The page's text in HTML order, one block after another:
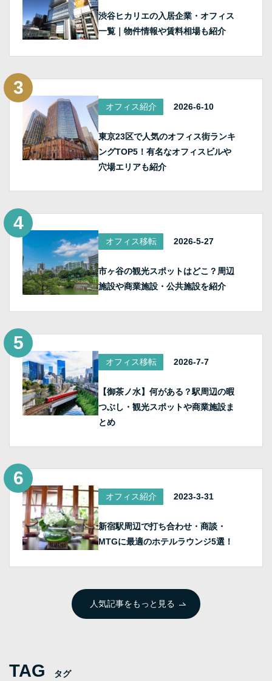
渋谷ヒカリエの入居企業・オフィス
一覧｜物件情報や賃料相場も紹介
オフィス紹介 2026-6-10
東京23区で人気のオフィス街ランキ
ングTOP5！有名なオフィスビルや
穴場エリアも紹介
オフィス移転 2026-5-27
市ヶ谷の観光スポットはどこ？周辺
施設や商業施設・公共施設を紹介
オフィス移転 2026-7-7
【御茶ノ水】何がある？駅周辺の暇
つぶし・観光スポットや商業施設ま
とめ
オフィス紹介 2023-3-31
新宿駅周辺で打ち合わせ・商談・
MTGに最適のホテルラウンジ5選！
人気記事をもっと見る
TAG タグ